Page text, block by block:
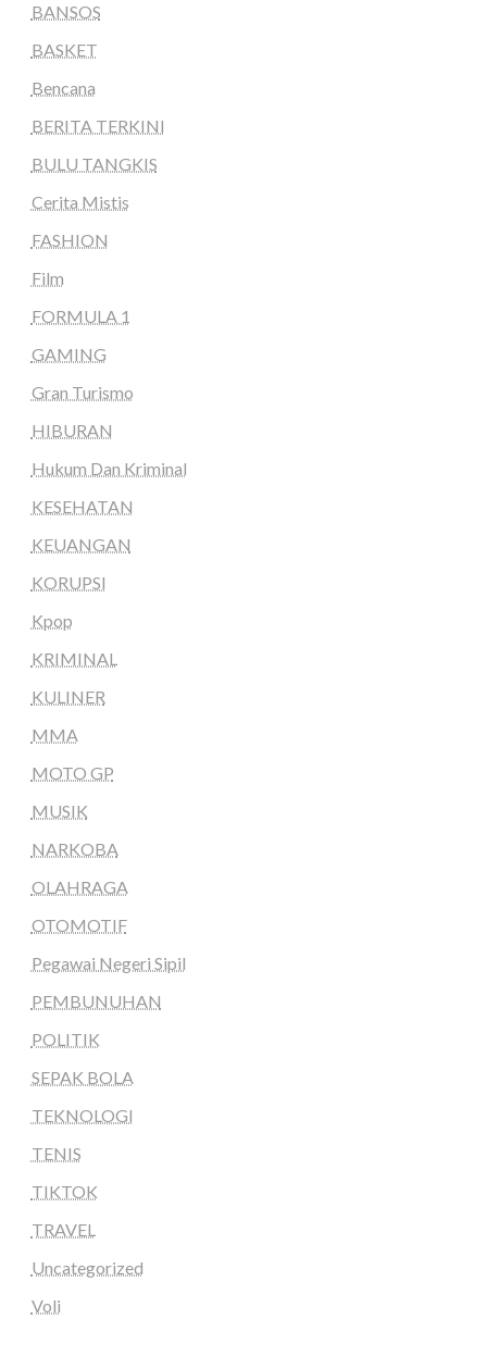
BANSOS
BASKET
Bencana
BERITA TERKINI
BULU TANGKIS
Cerita Mistis
FASHION
Film
FORMULA 1
GAMING
Gran Turismo
HIBURAN
Hukum Dan Kriminal
KESEHATAN
KEUANGAN
KORUPSI
Kpop
KRIMINAL
KULINER
MMA
MOTO GP
MUSIK
NARKOBA
OLAHRAGA
OTOMOTIF
Pegawai Negeri Sipil
PEMBUNUHAN
POLITIK
SEPAK BOLA
TEKNOLOGI
TENIS
TIKTOK
TRAVEL
Uncategorized
Voli